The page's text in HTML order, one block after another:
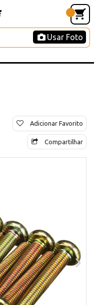
Usar Foto
Adicionar Favorito
Compartilhar